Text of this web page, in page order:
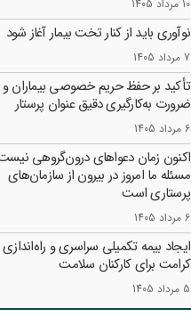
10 مرداد 1405
نوآوری باید از کنار تخت بیمار آغاز شود
7 مرداد 1405
تأکید بر حفظ حریم خصوصی بیماران و
ضرورت به‌کارگیری دقیق عنوان پرستار
6 مرداد 1405
اکنون زمان دعواهای درون‌گروهی
مسئله ما امروز در بیرون از سازمان‌های
پرستاری است
6 مرداد 1405
ایجاد بیمه تکمیلی سراسری و
کرامت برای کارکنان سلامت
5 مرداد 1405